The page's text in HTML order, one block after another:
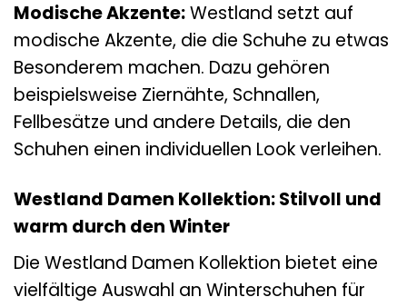
Modische Akzente:Westland setzt auf
modische Akzente, die die Schuhe zu etwas
Besonderem machen. Dazu gehören
beispielsweise Ziernähte, Schnallen,
Fellbesätze und andere Details, die den
Schuhen einen individuellen Look verleihen.
Westland Damen Kollektion: Stilvoll und
warm durch den Winter
Die Westland Damen Kollektion bietet eine
vielfältige Auswahl an Winterschuhen für